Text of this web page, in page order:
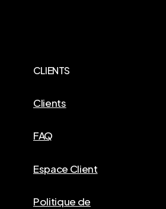
CLIENTS
Clients
FAQ
Espace Client
Politique de